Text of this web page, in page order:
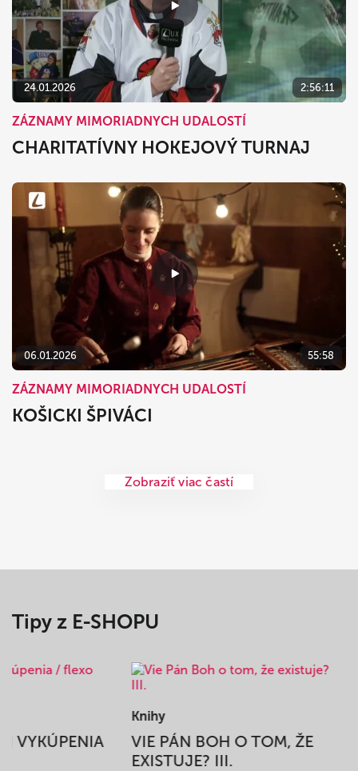
24.01.2026 2:56:11
ZÁZNAMY MIMORIADNYCH UDALOSTÍ
CHARITATÍVNY HOKEJOVÝ TURNAJ
06.01.2026 55:58
ZÁZNAMY MIMORIADNYCH UDALOSTÍ
KOŠICKI ŠPIVÁCI
Zobraziť viac častí
Tipy z E-SHOPU
VYKÚPENIA
Knihy
VIE PÁN BOH O TOM, ŽE
EXISTUJE? III.